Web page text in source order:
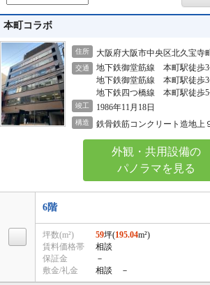
本町コラボ
住所 大阪府大阪市中央区北久宝寺
交通
地下鉄御堂筋線 本町駅徒歩
地下鉄御堂筋線 本町駅徒歩
地下鉄四つ橋線 本町駅徒歩
竣工 1986年11月18日
構造 鉄骨鉄筋コンクリート造地上
外観・共用設備の
パノラマを見る
6階
坪数(m²) 59坪(195.04m²)
賃料価格帯
相談
保証金
－
敷金/礼金
相談 －